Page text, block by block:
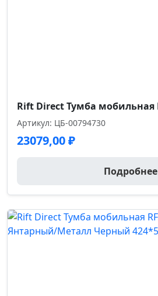
Артикул: ЦБ-00794730
23079,00₽
Подробнее